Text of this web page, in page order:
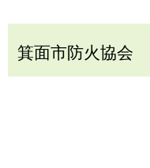
箕面市防火協会